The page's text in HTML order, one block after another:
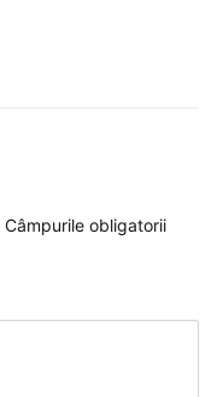
Câmpurile obligatorii